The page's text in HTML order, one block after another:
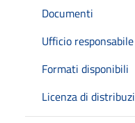
Documenti
Ufficio
Formati disponibili
Licenza di